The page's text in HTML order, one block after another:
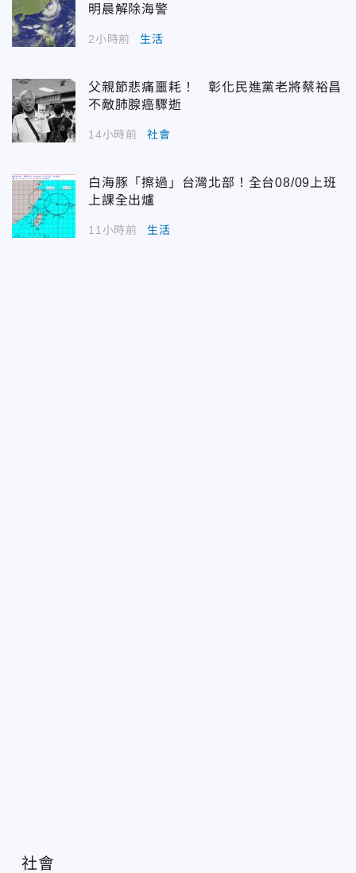
明晨解除海警
2小時前 生活
父親節悲痛噩耗！ 彰化民進黨老將蔡裕昌
不敵肺腺癌驟逝
14小時前 社會
白海豚「擦過」台灣北部！全台08/09上班
上課全出爐
11小時前 生活
社會